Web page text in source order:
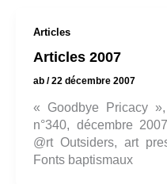
Articles
Articles 2007
ab /22 décembre 2007
« Goodbye Pricacy
n°340, décembre
@rt Outsiders, art
Fonts baptismaux